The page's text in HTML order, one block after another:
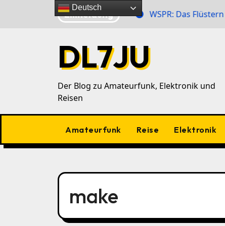
Eilmeldung
im 40‑m‑Band WSPR: Das Flüstern im
DL7JU
Der Blog zu Amateurfunk, Elektronik und
Reisen
Amateurfunk Reise Elektronik
make
Deutsch